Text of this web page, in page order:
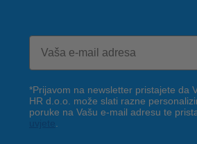
*Prijavom na newsletter pristajete da
HR d.o.o. može slati razne
poruke na Vašu e-mail adresu te